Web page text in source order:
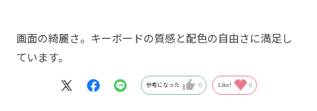
画面の綺麗さ。キーボードの質感と配色の自由さに満足し
ています。
参考になった 0 Like! 0